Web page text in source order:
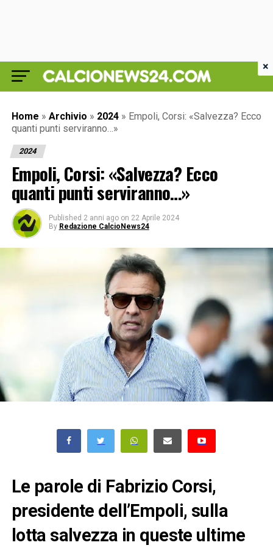
Home » Archivio » 2024 » Empoli, Corsi: «Salvezza? Ecco
quanti punti serviranno…»
2024
Empoli, Corsi: «Salvezza? Ecco
quanti punti serviranno…»
Published 2 anni ago on 22 Aprile 2024
By Redazione CalcioNews24
Le parole di Fabrizio Corsi,
presidente dell’Empoli, sulla
lotta salvezza in queste ultime
×